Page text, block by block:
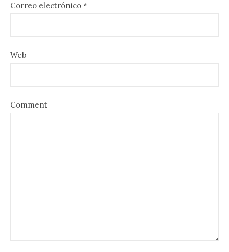
Correo electrónico *
Web
Comment